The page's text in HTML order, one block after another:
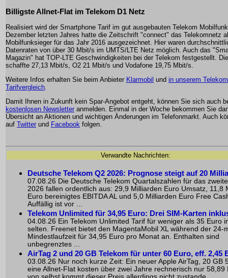
Billigste Allnet-Flat im Telekom D1 Netz
Realisiert wird der Smartphone Tarif im gut ausgebauten Telekom
Dezember letzten Jahres hatte die Zeitschrift "connect" das Telekomnetz
Mobilfunksieger für das Jahr 2016 ausgezeichnet. Hier waren
Datenraten von über 30 Mbit/s im UMTS/LTE Netz möglich. Auch das
Magazin" hat TOP-LTE Geschwindigkeiten bei der Telekom festgestellt.
schaffte 27,13 Mbit/s, O2 21 Mbit/s und Vodafone 19,75 Mbit/s.
Weitere Infos erhalten Sie beim Anbieter Klarmobil und in unserem
Tarifvergleich.
Damit Ihnen in Zukunft kein Spar-Angebot entgeht, können Sie sich auch
kostenlosen Newsletter anmelden. Einmal in der Woche bekommen Sie
Übersicht an Aktionen und wichtigen Änderungen im Telefonmarkt. Auch
auf Twitter und Facebook folgen.
Verwandte Nachrichten:
Deutsche Telekom Q2 2026: Prognose steigt auf 20
07.08.26 Die Deutsche Telekom Quartalszahlen für das
2026 fallen ordentlich aus: 29,9 Milliarden Euro Umsatz, 11,8
Euro bereinigtes EBITDA AL und 5,0 Milliarden Euro Free
Auffällig ist vor ...
Telekom Unlimited für 34,95 Euro: Drei SIM-Karten
04.08.26 Ein Telekom Unlimited Tarif für weniger als 35 Euro
selten. Freenet bietet den MagentaMobil XL während der 24-
Mindestlaufzeit für 34,95 Euro pro Monat an. Enthalten sind
unbegrenztes ...
AirTag 2 und 20 GB Telekom für unter 60 Euro, eff. 2,45
03.08.26 Nur noch kurze Zeit: Ein neuer Apple AirTag, 20 GB
eine Allnet-Flat kosten über zwei Jahre rechnerisch nur 58,89